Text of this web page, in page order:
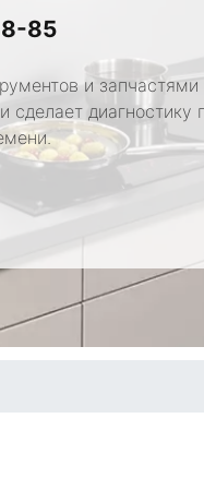
85
и запчастями
сделает диагностику